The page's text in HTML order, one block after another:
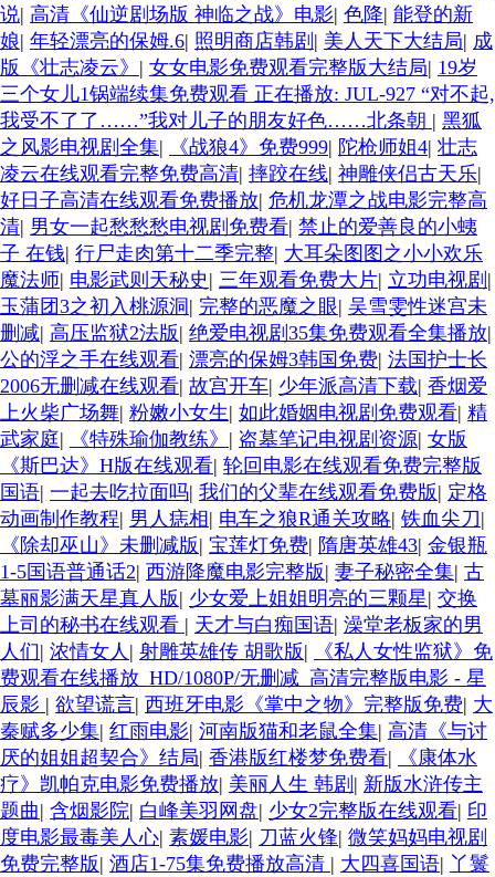
说| 高清《仙逆剧场版 神临之战》电影| 色降| 能登的新
娘| 年轻漂亮的保姆.6| 照明商店韩剧 | 美人天下大结局| 成
版《壮志凌云》 | 女女电影免费观看完整版大结局| 19岁
三个女儿1锅端续集免费观看 正在播放: JUL-927 “对不起,
我受不了了……”我对儿子的朋友好色……北条朝 | 黑狐
之风影电视剧全集| 《战狼4》免费999| 陀枪师姐4| 壮志
凌云在线观看完整免费高清| 摔跤在线| 神雕侠侣古天乐|
好日子高清在线观看免费播放| 危机龙潭之战电影完整高
清| 男女一起愁愁愁电视剧免费看| 禁止的爱善良的小蛦
子 在钱| 行尸走肉第十二季完整| 大耳朵图图之小小欢乐
魔法师| 电影武则天秘史 | 三年观看免费大片| 立功电视剧 |
玉蒲团3之初入桃源洞| 完整的恶魔之眼| 吴雪雯性迷宫未
删减| 高压监狱2法版| 绝爱电视剧35集免费观看全集播放|
公的浮之手在线观看| 漂亮的保姆3韩国免费| 法国护士长
2006无删减在线观看| 故宫开车| 少年派高清下载| 香烟爱
上火柴广场舞| 粉嫩小女生| 如此婚姻电视剧免费观看| 精
武家庭| 《特殊瑜伽教练》 | 盗墓笔记电视剧资源| 女版
《斯巴达》H版在线观看| 轮回电影在线观看免费完整版
国语| 一起去吃拉面吗| 我们的父辈在线观看免费版| 定格
动画制作教程| 男人痣相| 电车之狼R通关攻略| 铁血尖刀|
《除却巫山》未删减版| 宝莲灯免费| 隋唐英雄43| 金银瓶
1-5国语普通话2| 西游降魔电影完整版| 妻子秘密全集| 古
墓丽影满天星真人版| 少女爱上姐姐明亮的三颗星| 交换
上司的秘书在线观看 | 天才与白痴国语| 澡堂老板家的男
人们| 浓情女人 | 射雕英雄传 胡歌版|
《私人女性监狱》免
费观看在线播放_HD/1080P/无删减_高清完整版电影 - 星
辰影 | 欲望谎言| 西班牙电影《掌中之物》完整版免费| 大
秦赋多少集| 红雨电影| 河南版猫和老鼠全集| 高清《与讨
厌的姐姐超契合》结局| 香港版红楼梦免费看|
《康体水
疗》凯帕克电影免费播放| 美丽人生 韩剧 | 新版水浒传主
题曲| 含烟影院| 白峰美羽网盘| 少女2完整版在线观看| 印
度电影最毒美人心| 素媛电影| 刀蓝火锋| 微笑妈妈电视剧
免费完整版| 酒店1-75集免费播放高清 | 大四喜国语| 丫鬟